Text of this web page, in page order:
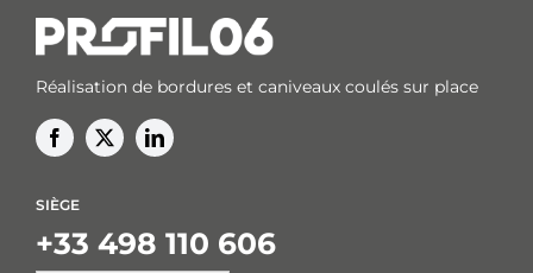
Réalisation de bordures et caniveaux coulés sur place
SIÈGE
+33 498 110 606